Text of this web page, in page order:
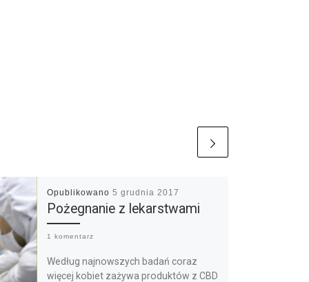
Opublikowano 5 grudnia 2017
Pożegnanie z lekarstwami
1 komentarz
Według najnowszych badań coraz
więcej kobiet zażywa produktów z CBD